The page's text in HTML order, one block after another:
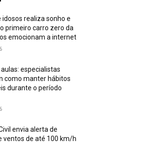
idosos realiza sonho e
primeiro carro zero da
emocionam a internet
especialistas
como manter hábitos
durante o período
envia alerta de
ventos de até 100 km/h